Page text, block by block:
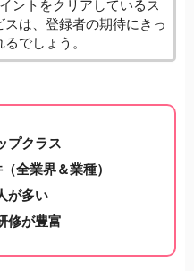
ントをクリアしているス
スは、登録者の期待にきっ
でしょう。
プクラス
全業界＆業種）
が多い
修が豊富